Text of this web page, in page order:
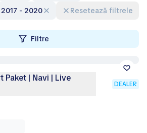
2017 - 2020
Resetează filtrele
Filtre
Paket | Navi | Live
DEALER